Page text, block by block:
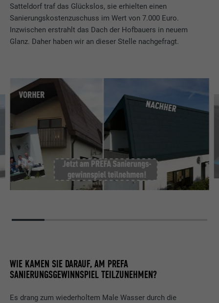
Satteldorf traf das Glückslos, sie erhielten einen
Sanierungskostenzuschuss im Wert von 7.000 Euro.
Inzwischen erstrahlt das Dach der Hofbauers in neuem
Glanz. Daher haben wir an dieser Stelle nachgefragt.
WIE KAMEN SIE DARAUF, AM PREFA
SANIERUNGSGEWINNSPIEL TEILZUNEHMEN?
Es drang zum wiederholtem Male Wasser durch die